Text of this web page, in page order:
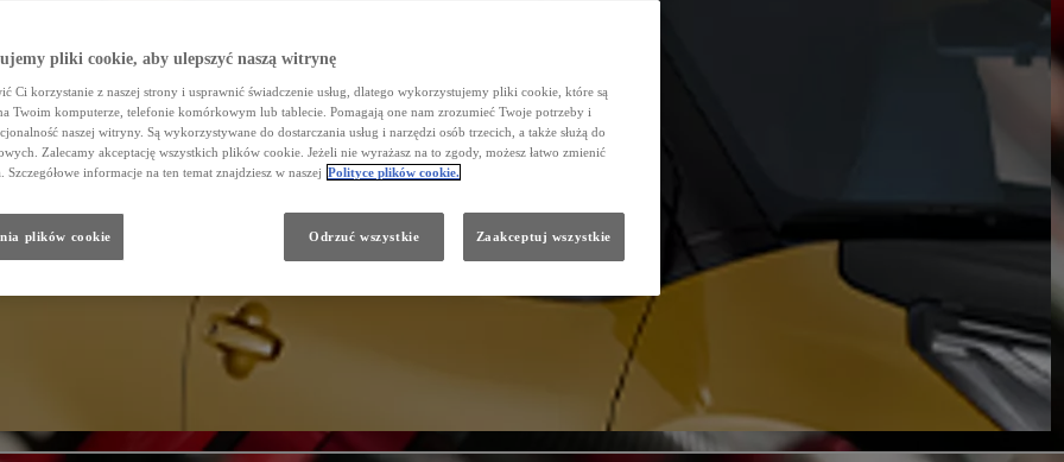
pliki cookie, aby ulepszyć naszą witrynę
Ci korzystanie z naszej strony i usprawnić świadczenie usług, dlatego wykorzystujemy pliki cookie, które są
Twoim komputerze, telefonie komórkowym lub tablecie. Pomagają one nam zrozumieć Twoje potrzeby i
naszej witryny. Są wykorzystywane do dostarczania usług i narzędzi osób trzecich, a także służą do
Zalecamy akceptację wszystkich plików cookie. Jeżeli nie wyrażasz na to zgody, możesz łatwo zmienić
Szczegółowe informacje na ten temat znajdziesz w naszej Polityce plików cookie.
plików cookie Odrzuć wszystkie Zaakceptuj wszystkie